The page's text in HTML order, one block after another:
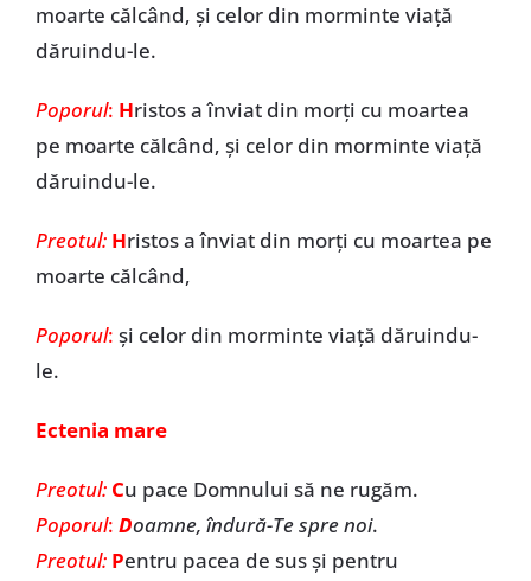
moarte călcând, și celor din morminte viață
dăruindu-le.
Poporul: Hristos a înviat din morți cu moartea
pe moarte călcând, și celor din morminte viață
dăruindu-le.
Preotul: Hristos a înviat din morți cu moartea pe
moarte călcând,
Poporul: și celor din morminte viață dăruindu-
le.
Ectenia mare
Preotul: Cu pace Domnului să ne rugăm.
Poporul: Doamne, îndură-Te spre noi.
Preotul: Pentru pacea de sus și pentru